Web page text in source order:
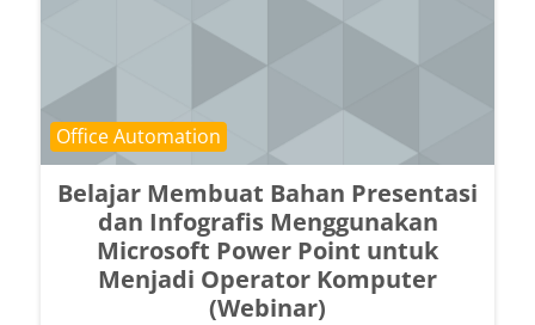
Belajar Membuat Bahan Presentasi
dan Infografis Menggunakan
Microsoft Power Point untuk
Menjadi Operator Komputer
(Webinar)
Course category
Office Automation